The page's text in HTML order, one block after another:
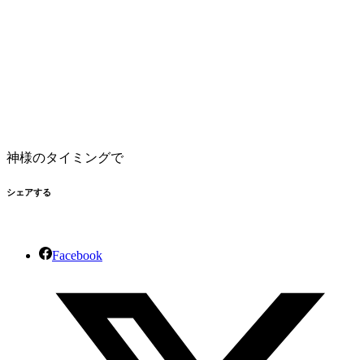
神様のタイミングで
シェアする
Facebook